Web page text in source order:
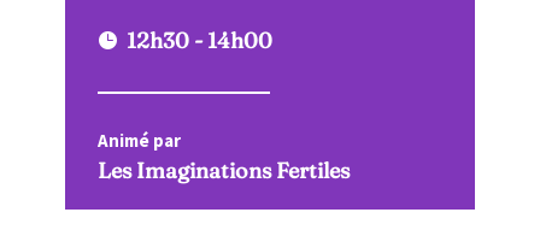
12h30 - 14h00
Animé par
Les Imaginations Fertiles